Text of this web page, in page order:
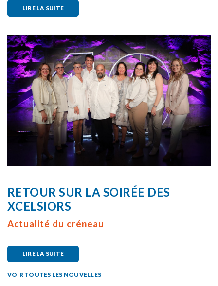
LIRE LA SUITE
RETOUR SUR LA SOIRÉE DES
XCELSIORS
Actualité du créneau
LIRE LA SUITE
VOIR TOUTES LES NOUVELLES